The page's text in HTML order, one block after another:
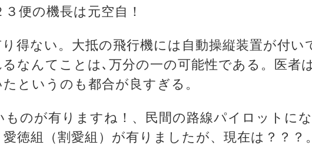
便の機長は元空自！
得ない。大抵の飛行機には自動操縦装置が付い
るなんてことは､万分の一の可能性である。医者
というのも都合が良すぎる。
ものが有りますね！、民間の路線パイロットに
徳組（割愛組）が有りましたが、現在は？？？。